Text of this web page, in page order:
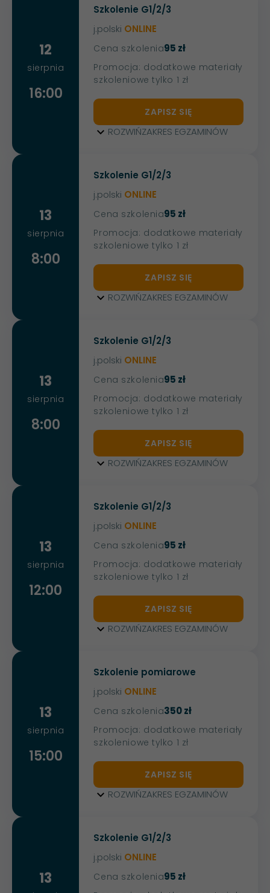
12
sierpnia
16:00
Szkolenie G1/2/3
j.polski ONLINE
95 zł
Cena szkolenia
Promocja: dodatkowe materiały
szkoleniowe tylko 1 zł
ZAPISZ SIĘ
ROZWIŃZAKRES EGZAMINÓW
13
sierpnia
8:00
Szkolenie G1/2/3
j.polski ONLINE
95 zł
Cena szkolenia
Promocja: dodatkowe materiały
szkoleniowe tylko 1 zł
ZAPISZ SIĘ
ROZWIŃZAKRES EGZAMINÓW
13
sierpnia
8:00
Szkolenie G1/2/3
j.polski ONLINE
95 zł
Cena szkolenia
Promocja: dodatkowe materiały
szkoleniowe tylko 1 zł
ZAPISZ SIĘ
ROZWIŃZAKRES EGZAMINÓW
13
sierpnia
12:00
Szkolenie G1/2/3
j.polski ONLINE
95 zł
Cena szkolenia
Promocja: dodatkowe materiały
szkoleniowe tylko 1 zł
ZAPISZ SIĘ
ROZWIŃZAKRES EGZAMINÓW
13
sierpnia
15:00
Szkolenie pomiarowe
j.polski ONLINE
350 zł
Cena szkolenia
Promocja: dodatkowe materiały
szkoleniowe tylko 1 zł
ZAPISZ SIĘ
ROZWIŃZAKRES EGZAMINÓW
13
Szkolenie G1/2/3
j.polski ONLINE
95 zł
Cena szkolenia